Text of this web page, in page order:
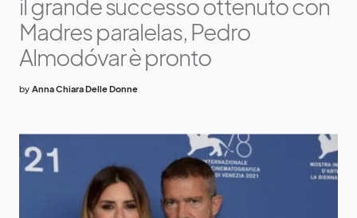
il grande successo ottenuto con
Madres paralelas, Pedro
Almodóvar è pronto
by Anna Chiara Delle Donne